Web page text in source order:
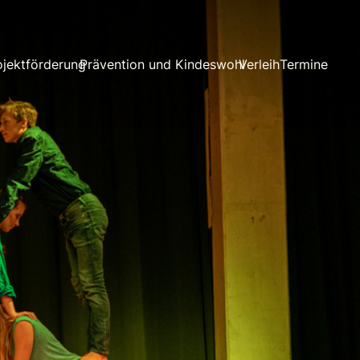
Prävention und KindeswohlVerleihTermine